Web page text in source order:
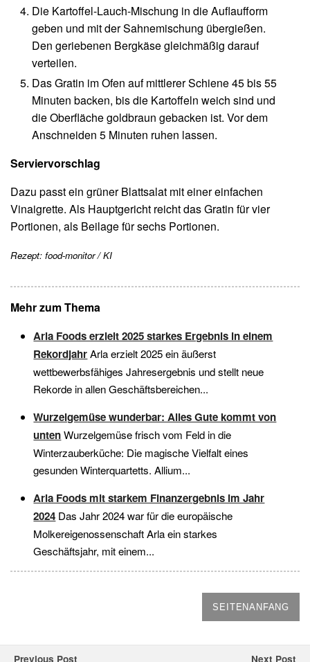
Die Kartoffel-Lauch-Mischung in die Auflaufform
geben und mit der Sahnemischung übergießen.
Den geriebenen Bergkäse gleichmäßig darauf
verteilen.
Das Gratin im Ofen auf mittlerer Schiene 45 bis 55
Minuten backen, bis die Kartoffeln weich sind und
die Oberfläche goldbraun gebacken ist. Vor dem
Anschneiden 5 Minuten ruhen lassen.
Serviervorschlag
Dazu passt ein grüner Blattsalat mit einer einfachen
Vinaigrette. Als Hauptgericht reicht das Gratin für vier
Portionen, als Beilage für sechs Portionen.
Rezept: food-monitor / KI
Mehr zum Thema
Arla Foods erzielt 2025 starkes Ergebnis in einem
RekordjahrArla erzielt 2025 ein äußerst
wettbewerbsfähiges Jahresergebnis und stellt neue
Rekorde in allen Geschäftsbereichen...
Wurzelgemüse wunderbar: Alles Gute kommt von
untenWurzelgemüse frisch vom Feld in die
Winterzauberküche: Die magische Vielfalt eines
gesunden Winterquartetts. Allium...
Arla Foods mit starkem Finanzergebnis im Jahr
2024 Das Jahr 2024 war für die europäische
Molkereigenossenschaft Arla ein starkes
Geschäftsjahr, mit einem...
SEITENANFANG
Previous Post Next Post